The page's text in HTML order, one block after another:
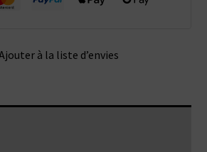
à la liste d’envies